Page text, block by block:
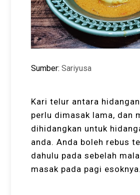
Sumber:Sariyusa
Kari telur antara
perlu dimasak lama, dan
dihidangkan untuk
anda. Anda boleh rebus
dahulu pada sebelah
masak pada pagi esoknya.